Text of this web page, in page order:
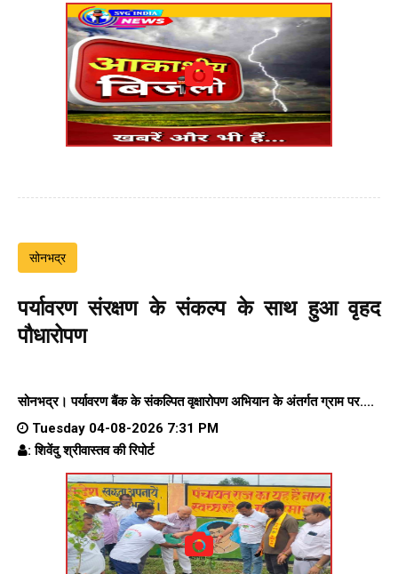
सोनभद्र
पर्यावरण संरक्षण के संकल्प के साथ हुआ वृहद
पौधारोपण
सोनभद्र। पर्यावरण बैंक के संकल्पित वृक्षारोपण अभियान के अंतर्गत ग्राम पर....
Tuesday 04-08-2026 7:31 PM
: शिवेंदु श्रीवास्तव की रिपोर्ट